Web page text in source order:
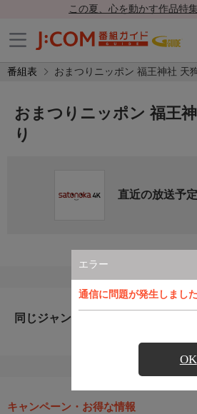
この夏、心を動かす作品特
番組表 おまつりニッポン 福王神社 天
エラー
通信に問題が発生しまし
OK
おまつりニッポン 福王
り
直近の放送予
同じジャンルのおすすめ番組
キャンペーン・お得な情報